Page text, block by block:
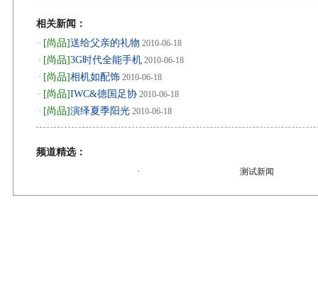
相关新闻：
· [尚品]送给父亲的礼物 2010-06-18
· [尚品]3G时代全能手机 2010-06-18
· [尚品]相机如配饰 2010-06-18
· [尚品]IWC&德国足协 2010-06-18
· [尚品]演绎夏季阳光 2010-06-18
频道精选：
· 测试新闻